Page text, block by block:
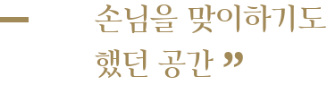
손님을 맞이하기도
했던 공간 ”